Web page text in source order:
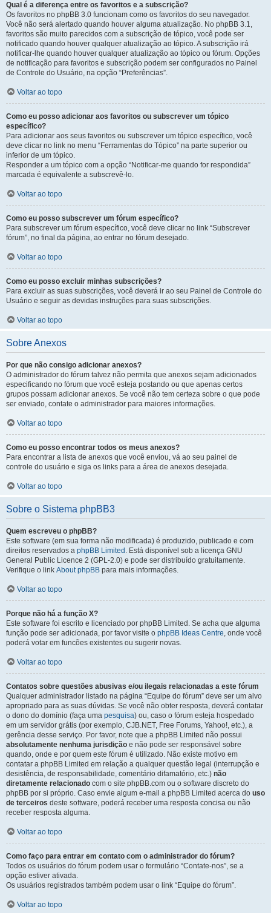
Qual é a diferença entre os favoritos e a subscrição?
Os favoritos no phpBB 3.0 funcionam como os favoritos do seu navegador.
Você não será alertado quando houver alguma atualização. No phpBB 3.1,
favoritos são muito parecidos com a subscrição de tópico, você pode ser
notificado quando houver qualquer atualização ao tópico. A subscrição irá
notificar-lhe quando houver qualquer atualização ao tópico ou fórum. Opções
de notificação para favoritos e subscrição podem ser configurados no Painel
de Controle do Usuário, na opção “Preferências”.
Voltar ao topo
Como eu posso adicionar aos favoritos ou subscrever um tópico
específico?
Para adicionar aos seus favoritos ou subscrever um tópico específico, você
deve clicar no link no menu “Ferramentas do Tópico” na parte superior ou
inferior de um tópico.
Responder a um tópico com a opção “Notificar-me quando for respondida”
marcada é equivalente a subscrevê-lo.
Voltar ao topo
Como eu posso subscrever um fórum específico?
Para subscrever um fórum específico, você deve clicar no link “Subscrever
fórum”, no final da página, ao entrar no fórum desejado.
Voltar ao topo
Como eu posso excluir minhas subscrições?
Para excluir as suas subscrições, você deverá ir ao seu Painel de Controle do
Usuário e seguir as devidas instruções para suas subscrições.
Voltar ao topo
Sobre Anexos
Por que não consigo adicionar anexos?
O administrador do fórum talvez não permita que anexos sejam adicionados
especificando no fórum que você esteja postando ou que apenas certos
grupos possam adicionar anexos. Se você não tem certeza sobre o que pode
ser enviado, contate o administrador para maiores informações.
Voltar ao topo
Como eu posso encontrar todos os meus anexos?
Para encontrar a lista de anexos que você enviou, vá ao seu painel de
controle do usuário e siga os links para a área de anexos desejada.
Voltar ao topo
Sobre o Sistema phpBB3
Quem escreveu o phpBB?
Este software (em sua forma não modificada) é produzido, publicado e com
direitos reservados a phpBB Limited . Está disponível sob a licença GNU
General Public Licence 2 (GPL-2.0) e pode ser distribuído gratuitamente.
Verifique o link About phpBB para mais informações.
Voltar ao topo
Porque não há a função X?
Este software foi escrito e licenciado por phpBB Limited. Se acha que alguma
função pode ser adicionada, por favor visite o phpBB Ideas Centre, onde você
poderá votar em funcões existentes ou sugerir novas.
Voltar ao topo
Contatos sobre questões abusivas e/ou ilegais relacionadas a este fórum
Qualquer administrador listado na página “Equipe do fórum” deve ser um alvo
apropriado para as suas dúvidas. Se você não obter resposta, deverá contatar
o dono do domínio (faça uma pesquisa) ou, caso o fórum esteja hospedado
em um servidor grátis (por exemplo, CJB.NET, Free Forums, Yahoo!, etc.), a
gerência desse serviço. Por favor, note que a phpBB Limited não possui
absolutamente nenhuma jurisdição e não pode ser responsável sobre
quando, onde e por quem este fórum é utilizado. Não existe motivo em
contatar a phpBB Limited em relação a qualquer questão legal (interrupção e
desistência, de responsabilidade, comentário difamatório, etc.) não
diretamente relacionado com o site phpBB.com ou o software discreto do
phpBB por si próprio. Caso envie algum e-mail a phpBB Limited acerca do uso
de terceiros deste software, poderá receber uma resposta concisa ou não
receber resposta alguma.
Voltar ao topo
Como faço para entrar em contato com o administrador do fórum?
Todos os usuários do fórum podem usar o formulário “Contate-nos”, se a
opção estiver ativada.
Os usuários registrados também podem usar o link “Equipe do fórum”.
Voltar ao topo